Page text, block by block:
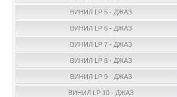
ВИНИЛ LP 5 - ДЖАЗ
ВИНИЛ LP 6 - ДЖАЗ
ВИНИЛ LP 7 - ДЖАЗ
ВИНИЛ LP 8 - ДЖАЗ
ВИНИЛ LP 9 - ДЖАЗ
ВИНИЛ LP 10 - ДЖАЗ